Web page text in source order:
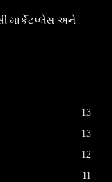
માર્કેટપ્લેસ અને
13
13
12
11